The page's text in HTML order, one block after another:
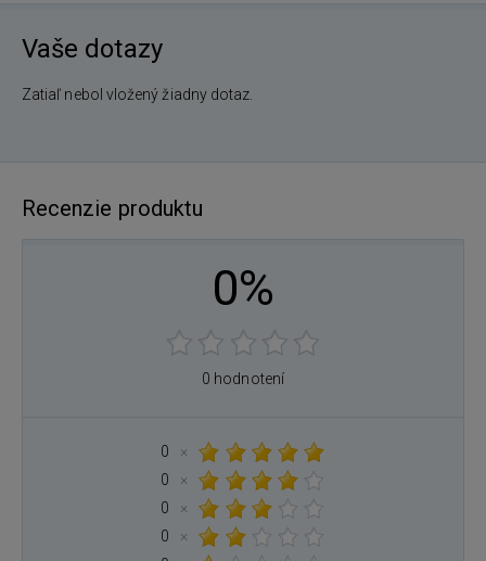
Vaše dotazy
Zatiaľ nebol vložený žiadny dotaz.
Recenzie produktu
0%
0 hodnotení
0
×
0
×
0
×
0
×